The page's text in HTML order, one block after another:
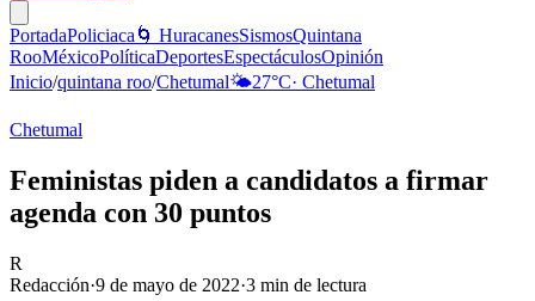
PortadaPoliciaca 🌀 HuracanesSismosQuintana
RooMéxicoPolíticaDeportesEspectáculosOpinión
Inicio/quintana roo/Chetumal🌤️27°C· Chetumal
Chetumal
Feministas piden a candidatos a firmar
agenda con 30 puntos
R
Redacción·9 de mayo de 2022·3 min de lectura